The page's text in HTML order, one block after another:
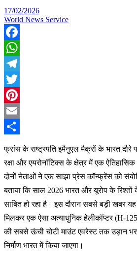
17/02/2026
World News Service
Facebook
WhatsApp
Telegram
Twitter
Pinterest
Email
फ्रांस के राष्ट्रपति इमैनुएल मैक्रों के भारत दौरे
रक्षा और एयरोनॉटिक्स के क्षेत्र में एक
दोनों नेताओं ने एक साझा प्रेस कॉन्फ्रेंस को
बताया कि साल 2026 भारत और यूरोप के रिश्तों
साबित हो रहा है। इस दौरान सबसे बड़ी खबर
मिलकर एक ऐसा अत्याधुनिक हेलीकॉप्टर (H-
की सबसे ऊंची चोटी माउंट एवरेस्ट तक उड़ान
निर्माण भारत में किया जाएगा।